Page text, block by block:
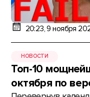
20:23, 9 ноября
НОВОСТИ
Топ-10
октября по